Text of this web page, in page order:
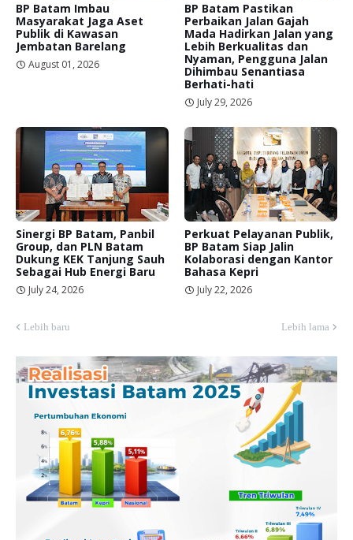
BP Batam Imbau
Masyarakat Jaga Aset
Publik di Kawasan
Jembatan Barelang
August 01, 2026
BP Batam Pastikan
Perbaikan Jalan Gajah
Mada Hadirkan Jalan yang
Lebih Berkualitas dan
Nyaman, Pengguna Jalan
Dihimbau Senantiasa
Berhati-hati
July 29, 2026
Sinergi BP Batam, Panbil
Group, dan PLN Batam
Dukung KEK Tanjung Sauh
Sebagai Hub Energi Baru
July 24, 2026
Perkuat Pelayanan Publik,
BP Batam Siap Jalin
Kolaborasi dengan Kantor
Bahasa Kepri
July 22, 2026
Lebih baru Lebih lama